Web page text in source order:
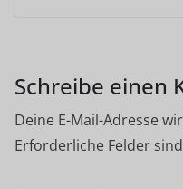
Schreibe einen
Deine E-Mail-Adresse
Erforderliche Felder